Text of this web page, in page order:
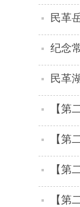
民革
纪念
民革
【第
【第
【第
【第